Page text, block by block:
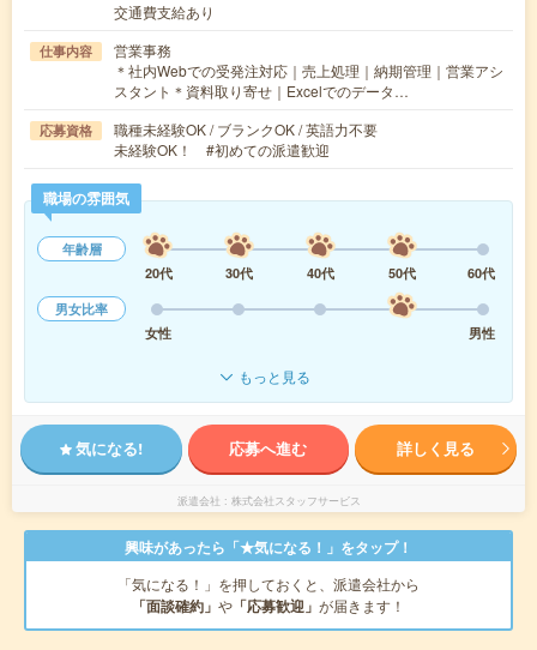
交通費支給あり
仕事内容
営業事務
＊社内Webでの受発注対応｜売上処理｜納期管理｜営業アシ
スタント＊資料取り寄せ｜Excelでのデータ…
応募資格
職種未経験OK / ブランクOK / 英語力不要
未経験OK！ #初めての派遣歓迎
職場の雰囲気
年齢層
20代
30代 40代 50代
60代
男女比率
女性
男性
もっと見る
気になる! 応募へ進む 詳しく見る
派遣会社 株式会社スタッフサービス
興味があったら「★気になる！」をタップ！
「気になる！」を押しておくと、派遣会社から
「面談確約」 や 「応募歓迎」 が届きます！